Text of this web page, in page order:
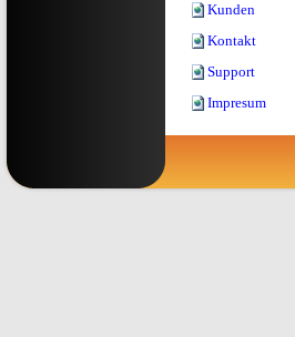
Kunden
Kontakt
Support
Impresum